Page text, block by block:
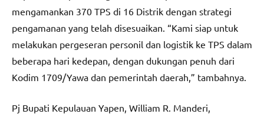
mengamankan 370 TPS di 16 Distrik dengan strategi
pengamanan yang telah disesuaikan. “Kami siap untuk
melakukan pergeseran personil dan logistik ke TPS dalam
beberapa hari kedepan, dengan dukungan penuh dari
Kodim 1709/Yawa dan pemerintah daerah,” tambahnya.
Pj Bupati Kepulauan Yapen, William R. Manderi,